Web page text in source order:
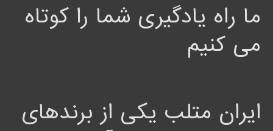
ما راه یادگیری شما را کوتاه
می کنیم
ایران متلب یکی از برندهای